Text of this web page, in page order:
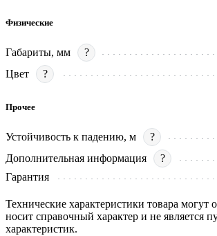
Физические
Габариты, мм
?
Цвет
?
Прочее
Устойчивость к падению, м
?
Дополнительная информация
?
Гарантия
Технические характеристики товара
носит справочный характер и не
характеристик.